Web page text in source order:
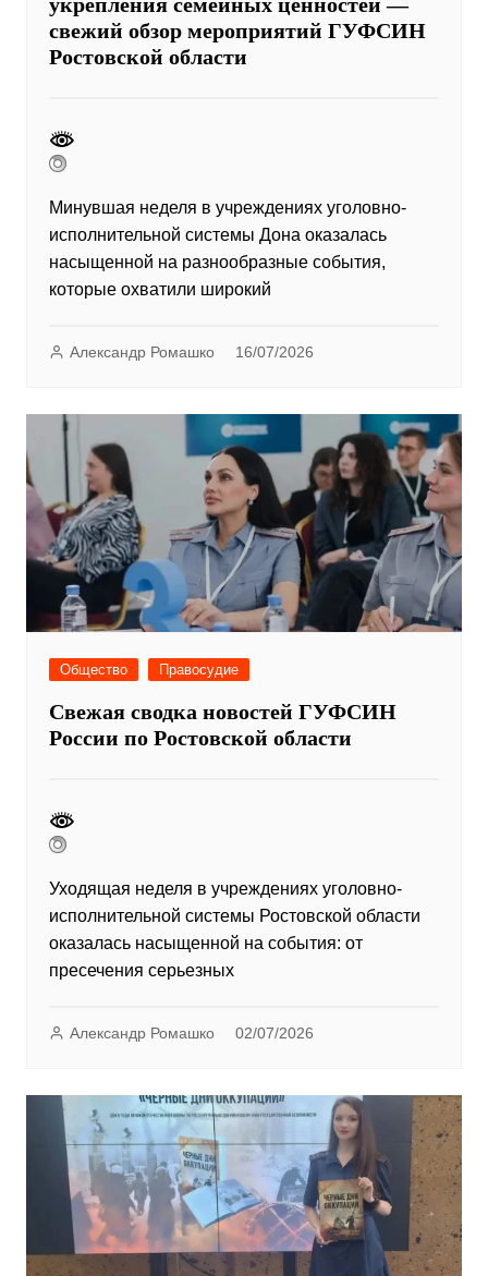
свежий обзор мероприятий ГУФСИН
Ростовской области
Минувшая неделя в учреждениях уголовно-
исполнительной системы Дона оказалась
насыщенной на разнообразные события,
которые охватили широкий
Александр Ромашко 16/07/2026
Общество Правосудие
Свежая сводка новостей ГУФСИН
России по Ростовской области
Уходящая неделя в учреждениях уголовно-
исполнительной системы Ростовской области
оказалась насыщенной на события: от
пресечения серьезных
Александр Ромашко 02/07/2026